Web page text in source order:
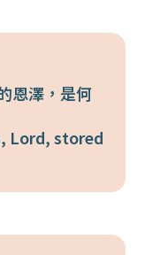
恩澤，是何
Lord, stored